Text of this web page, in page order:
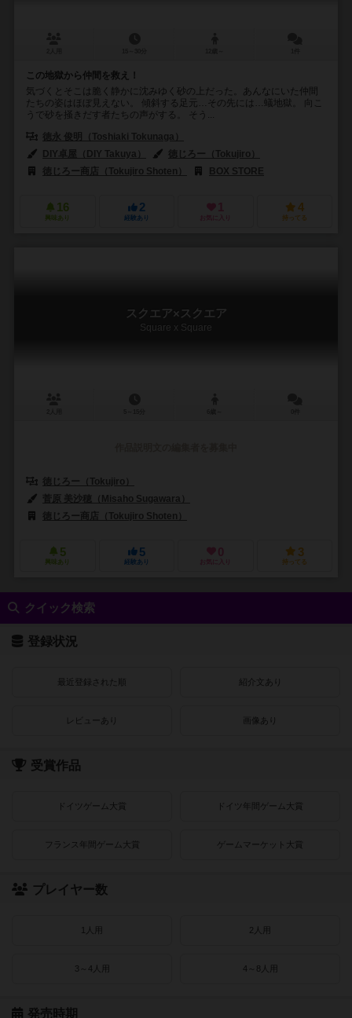
この地獄から仲間を救え！
気づくとそこは脆く静かに沈みゆく砂の上だった。あんなにいた仲間
たちの姿はほぼ見えない。 傾斜する足元…その先には…蟻地獄。 向こ
うで砂を掻きだす者たちの声がする。 そう...
徳永 俊明（Toshiaki Tokunaga）
DIY卓屋（DIY Takuya）
徳じろー（Tokujiro）
徳じろー商店（Tokujiro Shoten）
BOX STORE
16
興味あり
2
経験あり
1
お気に入り
4
持ってる
スクエア×スクエア
Square x Square
徳じろー（Tokujiro）
菅原 美沙穂（Misaho Sugawara）
徳じろー商店（Tokujiro Shoten）
5
興味あり
5
経験あり
0
お気に入り
3
持ってる
クイック検索
登録状況
最近登録された順 紹介文あり
レビューあり 画像あり
受賞作品
ドイツゲーム大賞 ドイツ年間ゲーム大賞
フランス年間ゲーム大賞 ゲームマーケット大賞
プレイヤー数
1人用 2人用
3～4人用 4～8人用
発売時期